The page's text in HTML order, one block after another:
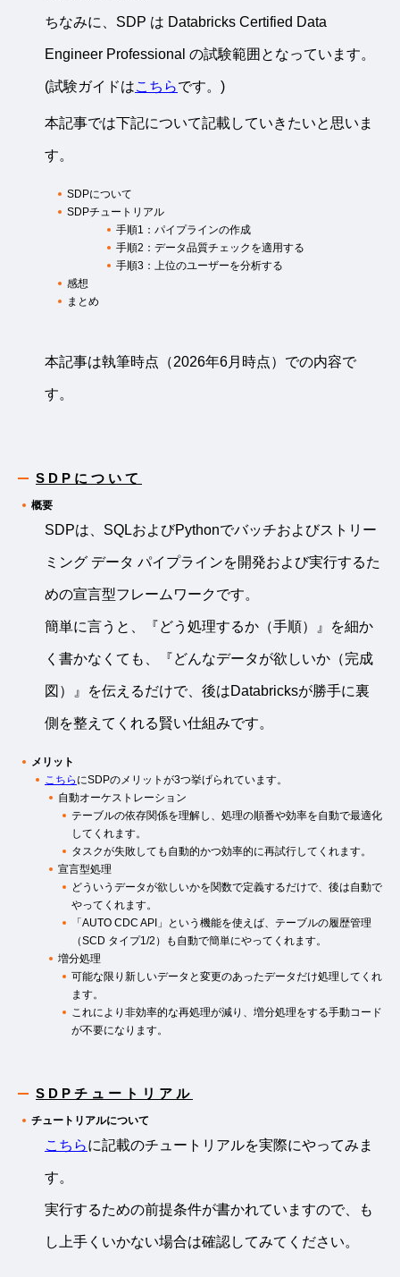
ちなみに、SDP は Databricks Certified Data
Engineer Professional の試験範囲となっています。
(試験ガイドはこちらです。)
本記事では下記について記載していきたいと思いま
す。
SDPについて
SDPチュートリアル
手順1：パイプラインの作成
手順2：データ品質チェックを適用する
手順3：上位のユーザーを分析する
感想
まとめ
本記事は執筆時点（2026年6月時点）での内容で
す。
SDPについて
概要
SDPは、SQLおよびPythonでバッチおよびストリー
ミング データ パイプラインを開発および実行するた
めの宣言型フレームワークです。
簡単に言うと、『どう処理するか（手順）』を細か
く書かなくても、『どんなデータが欲しいか（完成
図）』を伝えるだけで、後はDatabricksが勝手に裏
側を整えてくれる賢い仕組みです。
メリット
こちら にSDPのメリットが3つ挙げられています。
自動オーケストレーション
テーブルの依存関係を理解し、処理の順番や効率を自動で最適化
してくれます。
タスクが失敗しても自動的かつ効率的に再試行してくれます。
宣言型処理
どういうデータが欲しいかを関数で定義するだけで、後は自動で
やってくれます。
「AUTO CDC API」という機能を使えば、テーブルの履歴管理
（SCD タイプ1/2）も自動で簡単にやってくれます。
増分処理
可能な限り新しいデータと変更のあったデータだけ処理してくれ
ます。
これにより非効率的な再処理が減り、増分処理をする手動コード
が不要になります。
SDPチュートリアル
チュートリアルについて
こちらに記載のチュートリアルを実際にやってみま
す。
実行するための前提条件が書かれていますので、も
し上手くいかない場合は確認してみてください。